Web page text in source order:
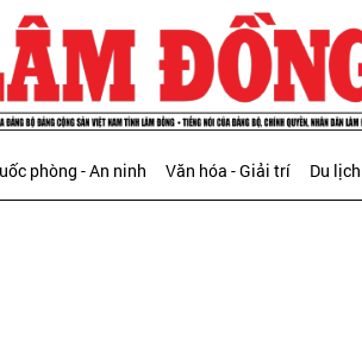
phòng - An ninh Văn hóa - Giải trí Du lịch